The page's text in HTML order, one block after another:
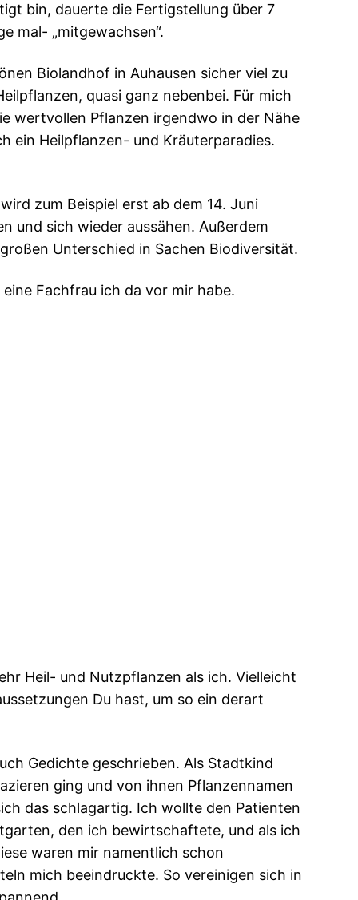
bin, dauerte die Fertigstellung über 7
mal- „mitgewachsen“.
Biolandhof in Auhausen sicher viel zu
quasi ganz nebenbei. Für mich
wertvollen Pflanzen irgendwo in der Nähe
ein Heilpflanzen- und Kräuterparadies.
zum Beispiel erst ab dem 14. Juni
und sich wieder aussähen. Außerdem
Unterschied in Sachen Biodiversität.
Fachfrau ich da vor mir habe.
Heil- und Nutzpflanzen als ich. Vielleicht
Du hast, um so ein derart
Gedichte geschrieben. Als Stadtkind
ging und von ihnen Pflanzennamen
das schlagartig. Ich wollte den Patienten
den ich bewirtschaftete, und als ich
waren mir namentlich schon
mich beeindruckte. So vereinigen sich in